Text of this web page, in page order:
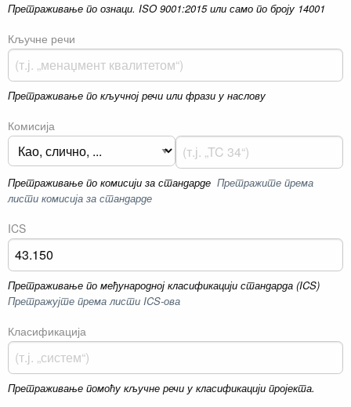
Претраживање по ознаци. ISO 9001:2015 или само по броју 14001
Кључне речи
Претраживање по кључној речи или фрази у наслову
Комисија
Претраживање по комисији за стандарде Претражите према
листи комисија за стандарде
ICS
Претраживање по међународној класификацији стандарда (ICS)
Претражујте према листи ICS-ова
Класификација
Претраживање помоћу кључне речи у класификацији пројекта.